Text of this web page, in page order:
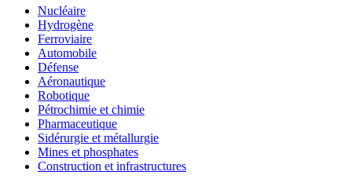
Nucléaire
Hydrogène
Ferroviaire
Automobile
Défense
Aéronautique
Robotique
Pétrochimie et chimie
Pharmaceutique
Sidérurgie et métallurgie
Mines et phosphates
Construction et infrastructures